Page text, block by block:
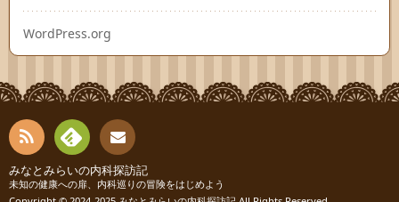
WordPress.org
RSS
Fee
お問
みなとみらいの内科探訪記
未知の健康への扉、内科巡りの冒険をはじめよう